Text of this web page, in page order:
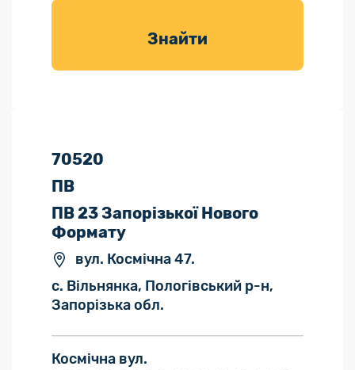
товарів для
Знайти
70520
ПВ
ПВ 23 Запорізької Нового
Формату
вул. Космічна 47.
с. Вільнянка, Пологівський р-н,
Запорізька обл.
Космічна вул.